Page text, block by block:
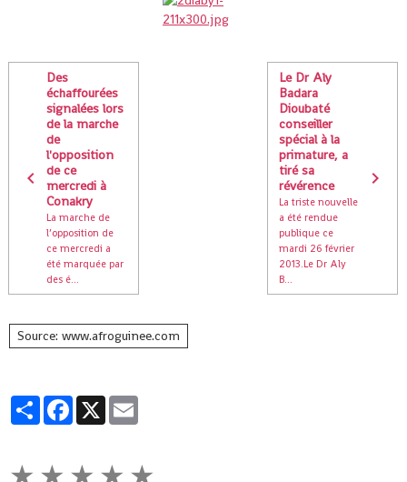
Des
échaffourées
signalées lors
de la marche
de
l'opposition
de ce
mercredi à
Conakry
La marche de
l’opposition de
ce mercredi a
été marquée par
des é...
Le Dr Aly
Badara
Dioubaté
conseiller
spécial à la
primature, a
tiré sa
révérence
La triste nouvelle
a été rendue
publique ce
mardi 26 février
2013.Le Dr Aly
B...
Source: www.afroguinee.com
PartagerFacebook
X